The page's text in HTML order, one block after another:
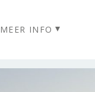
MEER INFO